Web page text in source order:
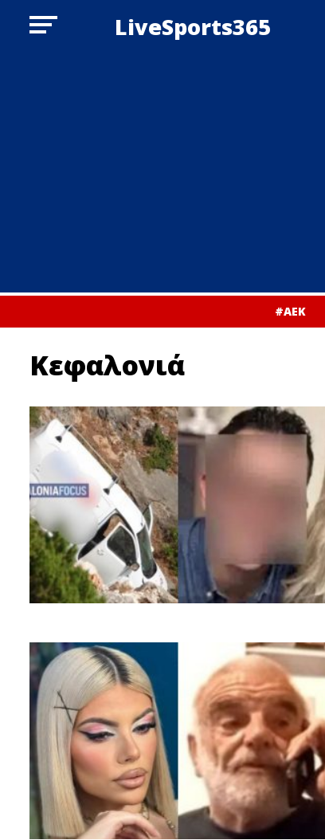
LiveSports365
#ΑΕΚ
Κεφαλονιά